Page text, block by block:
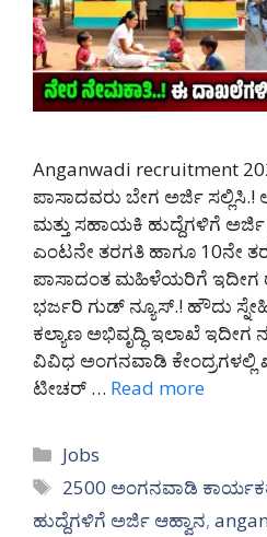
Anganwadi recruitment
ಪಾಸಾದವರು ಬೇಗ ಅರ್ಜಿ
ಮತ್ತು ಸಹಾಯಕಿ ಹುದ್ದೆಗಳಿಗೆ ಅರ್ಜಿ
ಎಂಟನೇ ತರಗತಿ ಹಾಗೂ 10ನೇ
ಪಾಸಾದಂತ ಮಹಿಳೆಯರಿಗೆ ಇದೀಗ
ಭರ್ಜರಿ ಗುಡ್ ನ್ಯೂಸ್.! ಹೌದು
ಕಲ್ಯಾಣ ಅಭಿವೃದ್ಧಿ ಇಲಾಖೆ ಇದೀಗ
ವಿವಿಧ ಅಂಗನವಾಡಿ
ಟೀಚರ್ … Read more
Categories
Jobs
Tags
2500 ಅಂಗನವಾಡಿ
ಹುದ್ದೆಗಳಿಗೆ ಅರ್ಜಿ ಆಹ್ವಾನ,